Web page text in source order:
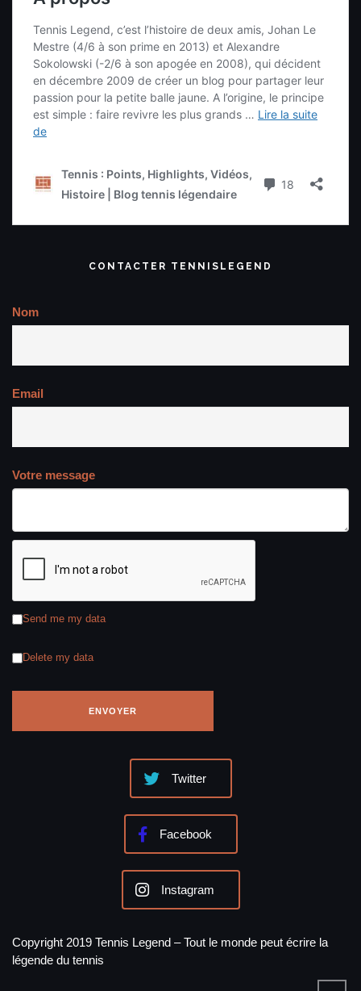
CONTACTER TENNISLEGEND
Nom
Email
Votre message
Send me my data
Delete my data
Twitter
Facebook
Instagram
Copyright 2019 Tennis Legend – Tout le monde peut écrire la
légende du tennis